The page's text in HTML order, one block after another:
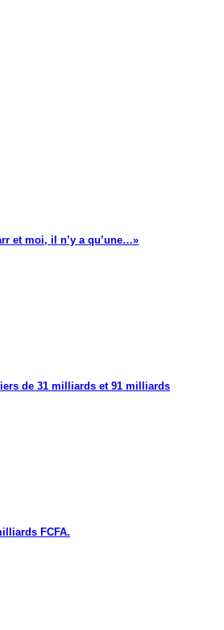
et moi, il n’y a qu’une…»
de 31 milliards et 91 milliards
FCFA.